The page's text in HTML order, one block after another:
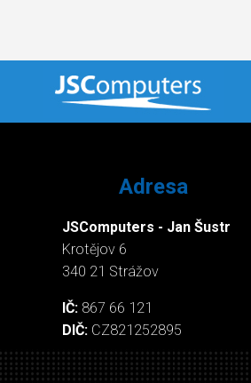
Adresa
JSComputers - Jan Šustr
Krotějov 6
340 21 Strážov
IČ: 867 66 121
DIČ: CZ821252895